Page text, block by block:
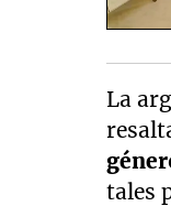
La
tales